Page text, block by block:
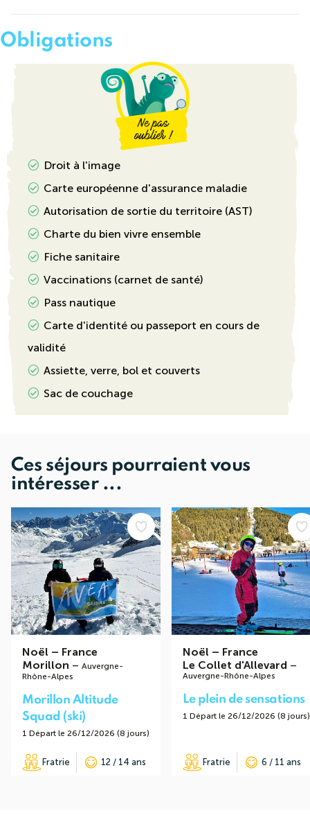
Obligations
Droit à l'image
Carte européenne d'assurance maladie
Autorisation de sortie du territoire (AST)
Charte du bien vivre ensemble
Fiche sanitaire
Vaccinations (carnet de santé)
Pass nautique
Carte d'identité ou passeport en cours de
validité
Assiette, verre, bol et couverts
Sac de couchage
Ces séjours pourraient vous
intéresser ...
Noël – France
Morillon – Auvergne-
Rhône-Alpes
Morillon Altitude
Squad (ski)
1 Départ le 26/12/2026 (8 jours)
Fratrie 12 / 14 ans
Noël – France
Le Collet d'Allevard –
Auvergne-Rhône-Alpes
Le plein de sensations
1 Départ le 26/12/2026 (8 jours)
Fratrie 6 / 11 ans